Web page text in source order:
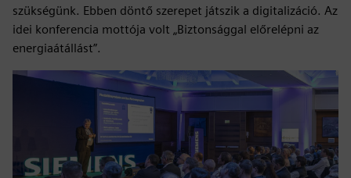
szükségünk. Ebben döntő szerepet játszik a digitalizáció. Az
idei konferencia mottója volt „Biztonsággal előrelépni az
energiaátállást”.